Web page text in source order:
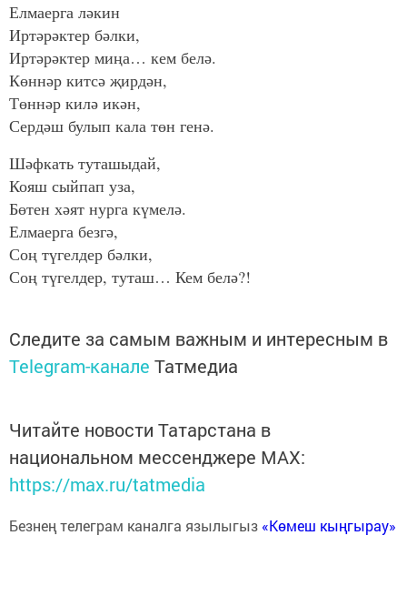
Елмаерга ләкин
Иртәрәктер бәлки,
Иртәрәктер миңа… кем белә.
Көннәр китсә җирдән,
Төннәр килә икән,
Сердәш булып кала төн генә.
Шәфкать туташыдай,
Кояш сыйпап уза,
Бөтен хәят нурга күмелә.
Елмаерга безгә,
Соң түгелдер бәлки,
Соң түгелдер, туташ… Кем белә?!
Следите за самым важным и интересным в
Telegram-канале Татмедиа
Читайте новости Татарстана в
национальном мессенджере MАХ:
https://max.ru/tatmedia
Безнең телеграм каналга язылыгыз «Көмеш кыңгырау»